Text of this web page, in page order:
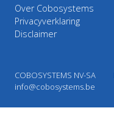
Over Cobosystems
Privacyverklaring
Disclaimer
COBOSYSTEMS NV-SA
info@cobosystems.be